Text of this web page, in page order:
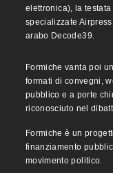
elettronica), la
specializzate
arabo Decode39.
Formiche vanta poi
formati di convegni,
pubblico e a porte
riconosciuto nel
Formiche è un
finanziamento
movimento politico.